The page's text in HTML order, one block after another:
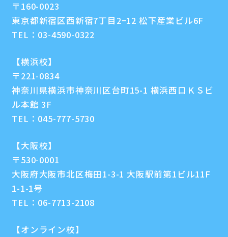
〒160-0023
東京都新宿区西新宿7丁目2−12 松下産業ビル6F
TEL： 03-4590-0322
【横浜校】
〒221-0834
神奈川県横浜市神奈川区台町15-1 横浜西口ＫＳビ
ル本館 3F
TEL： 045-777-5730
【大阪校】
〒530-0001
大阪府大阪市北区梅田1-3-1 大阪駅前第1ビル11F
1-1-1号
TEL： 06-7713-2108
【オンライン校】